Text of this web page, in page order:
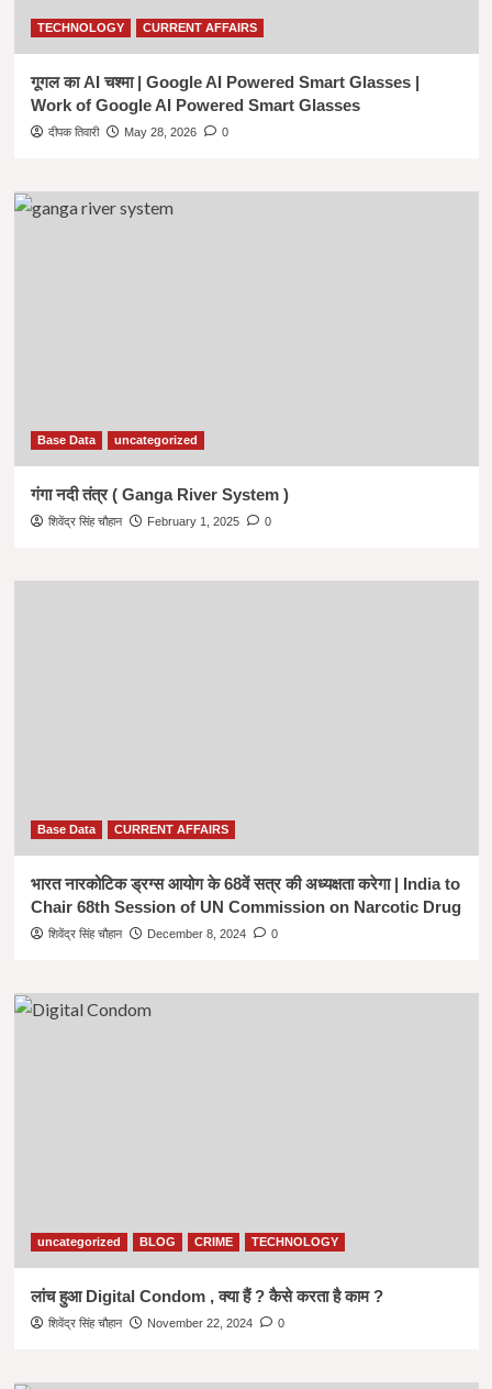
TECHNOLOGY CURRENT AFFAIRS
गूगल का AI चश्मा | Google AI Powered Smart Glasses |
Work of Google AI Powered Smart Glasses
दीपक तिवारी May 28, 2026 0
Base Data uncategorized
गंगा नदी तंत्र ( Ganga River System )
शिवेंद्र सिंह चौहान February 1, 2025 0
Base Data CURRENT AFFAIRS
भारत नारकोटिक ड्रग्स आयोग के 68वें सत्र की अध्यक्षता करेगा | India to
Chair 68th Session of UN Commission on Narcotic Drug
शिवेंद्र सिंह चौहान December 8, 2024 0
uncategorized BLOG CRIME TECHNOLOGY
लांच हुआ Digital Condom , क्या हैं ? कैसे करता है काम ?
शिवेंद्र सिंह चौहान November 22, 2024 0